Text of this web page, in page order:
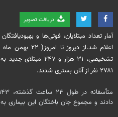
دریافت تصویر
۲۷۸۱ نفر از آنان بستری شدند.
دادند و مجموع جان باختگان این بیماری به ۱۳۳ هزار و ۴۳۷ نفر رسید.